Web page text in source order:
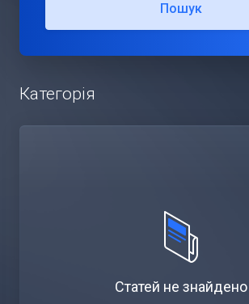
Пошук
Категорія
Статей не знайдено